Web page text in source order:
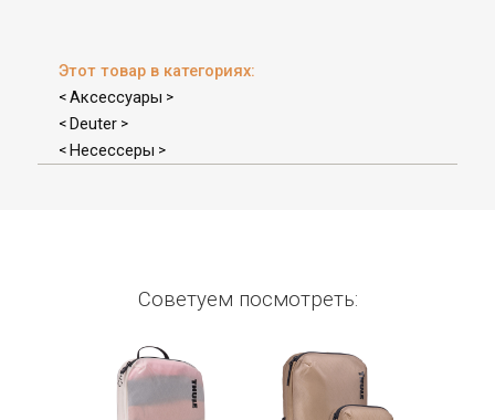
Этот товар в категориях:
< Аксессуары >
< Deuter>
< Несессеры >
Советуем посмотреть: